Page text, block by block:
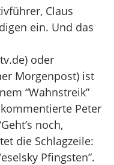
Claus
ein. Und das
oder
Morgenpost) ist
“Wahnstreik”
kommentierte Peter
noch,
die Schlagzeile:
Pfingsten”.